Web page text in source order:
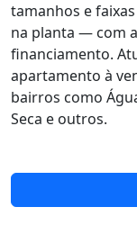
tamanhos e
na planta — com
financiamento.
apartamento à
bairros como
Seca e outros.